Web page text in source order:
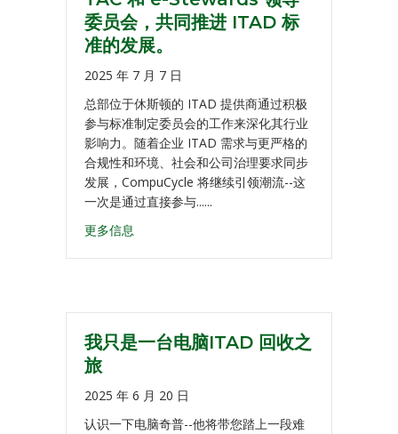
委员会，共同推进 ITAD 标
准的发展。
2025 年 7 月 7 日
总部位于休斯顿的 ITAD 提供商通过积极
参与标准制定委员会的工作来深化其行业
影响力。随着企业 ITAD 需求与更严格的
合规性和环境、社会和公司治理要求同步
发展，CompuCycle 将继续引领潮流--这
一次是通过直接参与......
更多信息
我只是一台电脑ITAD 回收之
旅
2025 年 6 月 20 日
认识一下电脑奇普--他将带您踏上一段难